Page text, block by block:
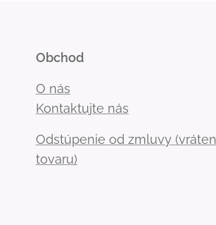
Obchod
O nás
Kontaktujte nás
Odstúpenie od zmluvy
tovaru)